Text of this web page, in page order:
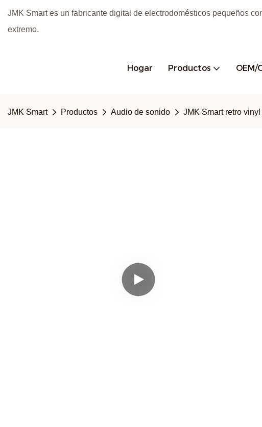
JMK Smart es un fabricante digital de electrodomésticos pequeños
extremo.
Hogar Productos OEM/
JMK Smart Productos Audio de sonido JMK Smart retro